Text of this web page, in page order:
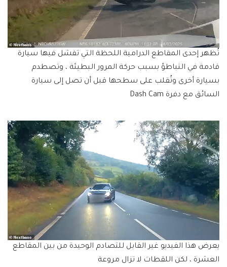
تُظهر إحدى المقاطع الدرامية اللحظة التي تفشل فيها سيارة
قادمة في التباطؤ بسبب حركة المرور البطيئة ، وتصطدم
بسيارة أخرى وتُقلب على سطحها قبل أن تصل إلى سيارة
السائق مع دفرة Dash Cam
يعرض هذا الفيديو غير القابل للتصادم الوحيدة من بين المقاطع
العشرة ، لكن اللقطات لا تزال مروعة